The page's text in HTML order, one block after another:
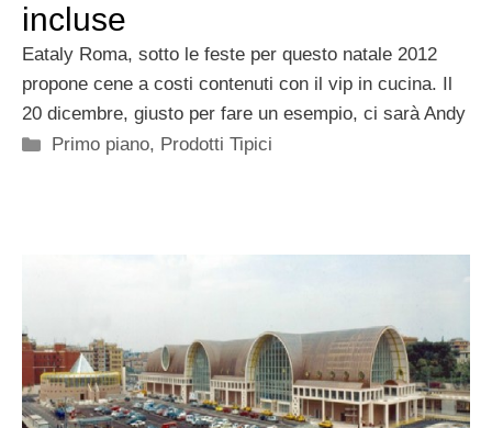
incluse
Eataly Roma, sotto le feste per questo natale 2012
propone cene a costi contenuti con il vip in cucina. Il
20 dicembre, giusto per fare un esempio, ci sarà Andy
Categorie
Primo piano, Prodotti Tipici